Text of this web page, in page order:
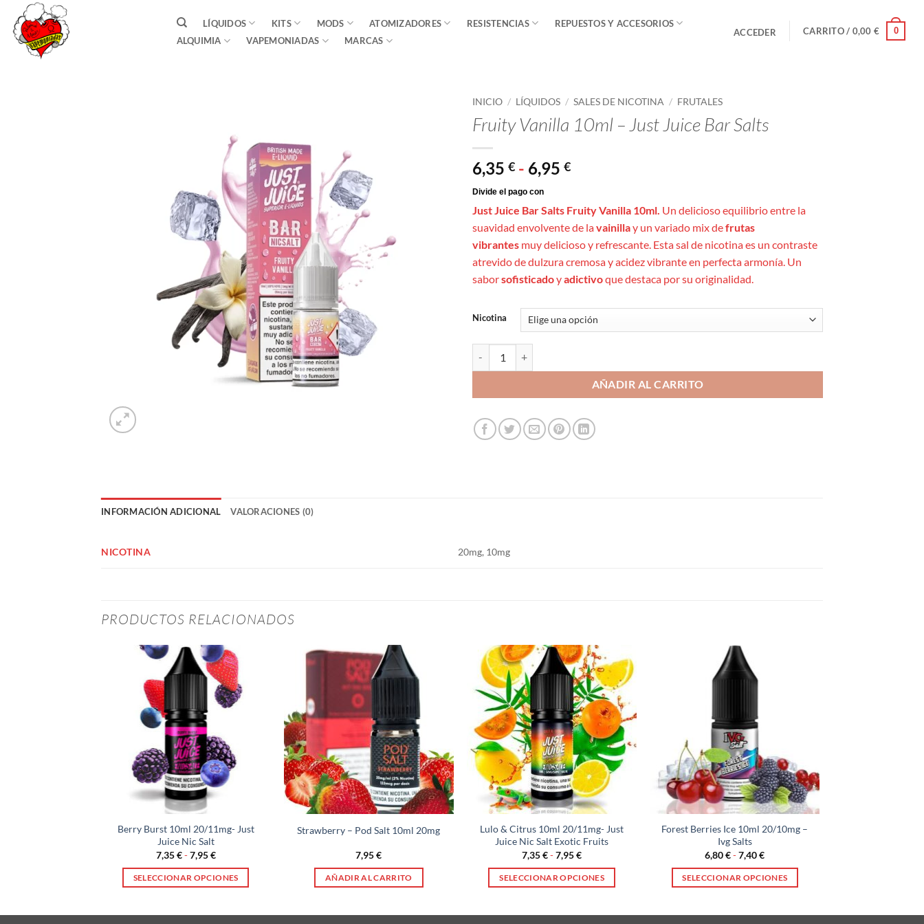
Saltar
contenido
LÍQUIDOS KITS MODS ATOMIZADORES RESISTENCIAS
REPUESTOS Y ACCESORIOS
ALQUIMIA
VAPEMONIADAS MARCAS
ACCEDER CARRITO / 0,00 € 0
INICIO / LÍQUIDOS / SALES DE NICOTINA / FRUTALES
Fruity Vanilla 10ml – Just Juice Bar Salts
6,35 € - 6,95 €Rango
desde
6,35 €
hasta
6,95 €
Just Juice Bar Salts Fruity Vanilla 10ml. Un delicioso equilibrio entre la
suavidad envolvente de lavainillay un variado mix defrutas
vibrantes muy delicioso y refrescante. Esta sal de nicotina es un contraste
atrevido de dulzura cremosa y acidez vibrante en perfecta armonía. Un
saborsofisticadoyadictivoque destaca por su originalidad.
Nicotina
AÑADIR AL CARRITO
INFORMACIÓN ADICIONAL VALORACIONES (0)
NICOTINA 20mg, 10mg
PRODUCTOS RELACIONADOS
Berry Burst 10ml 20/11mg- Just
Juice Nic Salt
7,35€-7,95€Rango
precios:
desde
SELECCIONAR OPCIONES
Strawberry – Pod Salt 10ml 20mg
7,95€
AÑADIR AL CARRITO
Lulo & Citrus 10ml 20/11mg- Just
Juice Nic Salt Exotic Fruits
7,35€-7,95€Rango
precios:
desde
SELECCIONAR OPCIONES
Forest Berries Ice 10ml 20/10mg –
Ivg Salts
6,80€-7,40€Rango
precios:
desde
SELECCIONAR OPCIONES